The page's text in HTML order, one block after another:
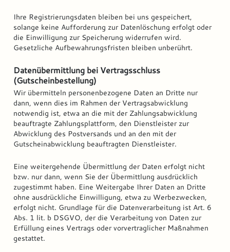
Ihre Registrierungsdaten bleiben bei uns gespeichert,
solange keine Aufforderung zur Datenlöschung erfolgt oder
die Einwilligung zur Speicherung widerrufen wird.
Gesetzliche Aufbewahrungsfristen bleiben unberührt.
Datenübermittlung bei Vertragsschluss
(Gutscheinbestellung)
Wir übermitteln personenbezogene Daten an Dritte nur
dann, wenn dies im Rahmen der Vertragsabwicklung
notwendig ist, etwa an die mit der Zahlungsabwicklung
beauftragte Zahlungsplattform, den Dienstleister zur
Abwicklung des Postversands und an den mit der
Gutscheinabwicklung beauftragten Dienstleister.
Eine weitergehende Übermittlung der Daten erfolgt nicht
bzw. nur dann, wenn Sie der Übermittlung ausdrücklich
zugestimmt haben. Eine Weitergabe Ihrer Daten an Dritte
ohne ausdrückliche Einwilligung, etwa zu Werbezwecken,
erfolgt nicht. Grundlage für die Datenverarbeitung ist Art. 6
Abs. 1 lit. b DSGVO, der die Verarbeitung von Daten zur
Erfüllung eines Vertrags oder vorvertraglicher Maßnahmen
gestattet.